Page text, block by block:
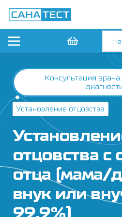
Консультация
Установление отцовства
отцовства с
отца (мама/
внук или